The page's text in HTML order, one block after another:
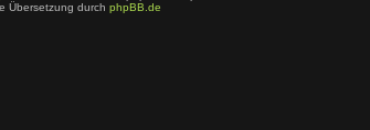
Übersetzung durch phpBB.de